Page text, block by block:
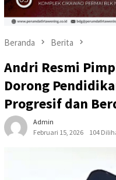
Beranda Berita
Andri Resmi
Dorong
Progresif dan
Admin
Februari 15, 2026
104